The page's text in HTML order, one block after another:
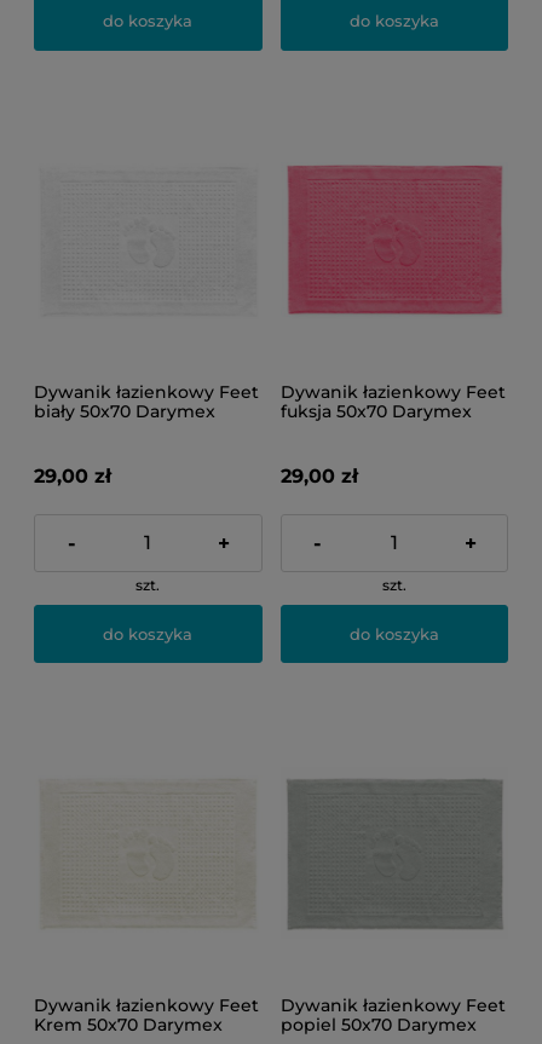
do koszyka do koszyka
Dywanik łazienkowy Feet
biały 50x70 Darymex
29,00 zł
- +
szt.
do koszyka
Dywanik łazienkowy Feet
fuksja 50x70 Darymex
29,00 zł
- +
szt.
do koszyka
Dywanik łazienkowy Feet
Krem 50x70 Darymex
Dywanik łazienkowy Feet
popiel 50x70 Darymex